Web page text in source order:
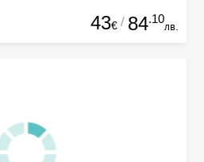
43€ / 84.10
лв.